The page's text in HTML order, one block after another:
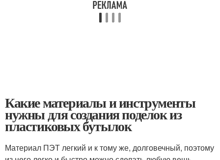
Какие материалы и инструменты
нужны для создания поделок из
пластиковых бутылок
Материал ПЭТ легкий и к тому же, долговечный, поэтому